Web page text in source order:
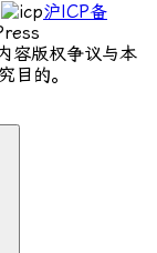
沪ICP备
容版权争议与本
目的。